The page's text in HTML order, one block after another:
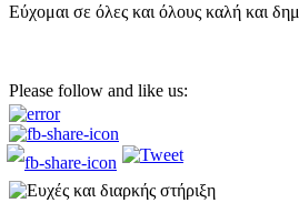
Εύχομαι σε όλες και όλους καλή και
Please follow and like us: